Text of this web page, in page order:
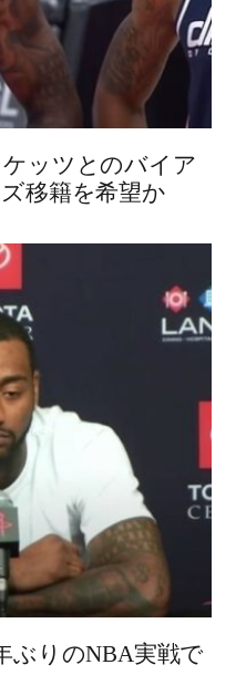
ッツとのバイア
移籍を希望か
ぶりのNBA実戦で